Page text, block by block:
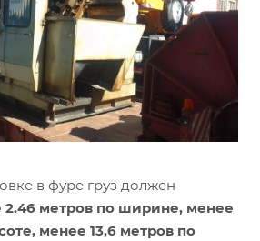
в фуре груз должен
2.46 метров по ширине, менее
менее 13,6 метров по